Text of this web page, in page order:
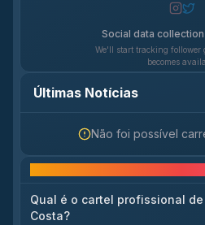
Social data
We'll start tracking follower
becomes
Últimas Notícias
Não foi possível
Qual é o cartel profissional de
Costa?